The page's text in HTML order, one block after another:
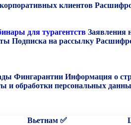
клиентов
для турагентств Заявления
Подписка на рассылку
Фингарантии Информация о
и обработки персональных
Вьетнам ✅